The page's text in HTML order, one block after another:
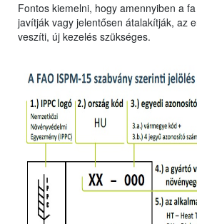
Fontos kiemelni, hogy amennyiben a
javítják vagy jelentősen átalakítják, az
veszíti, új kezelés szükséges.